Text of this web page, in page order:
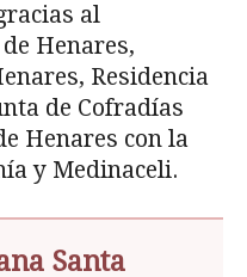
al
Henares,
Residencia
de Cofradías
Henares con la
y Medinaceli.
Santa